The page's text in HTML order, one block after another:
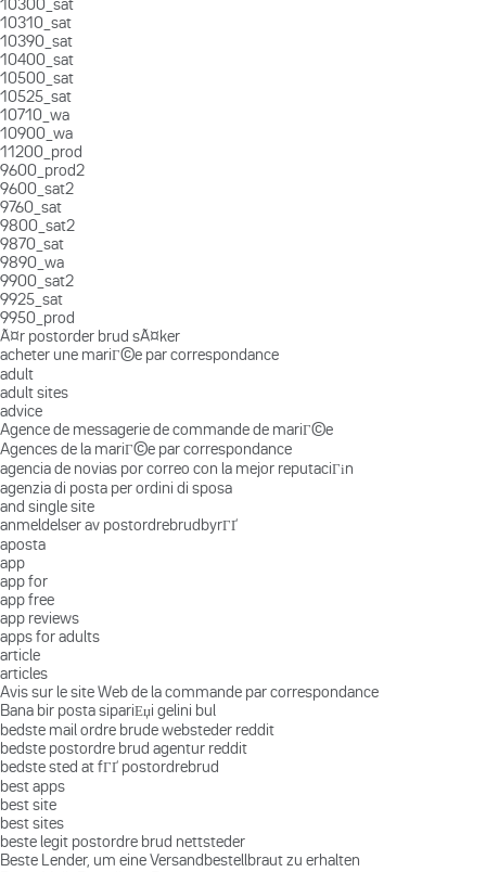
10300_sat
10310_sat
10390_sat
10400_sat
10500_sat
10525_sat
10710_wa
10900_wa
11200_prod
9600_prod2
9600_sat2
9760_sat
9800_sat2
9870_sat
9890_wa
9900_sat2
9925_sat
9950_prod
Ã¤r postorder brud sÃ¤ker
acheter une mariГ©e par correspondance
adult
adult sites
advice
Agence de messagerie de commande de mariГ©e
Agences de la mariГ©e par correspondance
agencia de novias por correo con la mejor reputaciГіn
agenzia di posta per ordini di sposa
and single site
anmeldelser av postordrebrudbyrГҐ
aposta
app
app for
app free
app reviews
apps for adults
article
articles
Avis sur le site Web de la commande par correspondance
Bana bir posta sipariЕџi gelini bul
bedste mail ordre brude websteder reddit
bedste postordre brud agentur reddit
bedste sted at fГҐ postordrebrud
best apps
best site
best sites
beste legit postordre brud nettsteder
Beste Lender, um eine Versandbestellbraut zu erhalten